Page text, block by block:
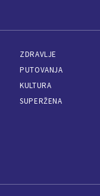
ZDRAVLJE
PUTOVANJA
KULTURA
SUPERŽENA